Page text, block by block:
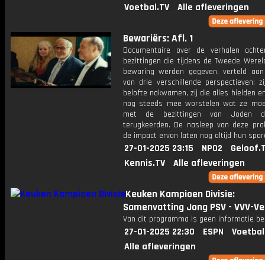
Voetbal.TV
Alle afleveringen
Bewariërs: Afl. 1
Documentaire over de verhalen
bezittingen die tijdens de Tweede
bewaring werden gegeven, verteld
van drie verschillende perspectieven:
belofte nakwamen, zij die alles hielden
nog steeds mee worstelen wat ze
met de bezittingen van Joden
terugkeerden. De nasleep van deze
de impact ervan laten nog altijd hun
27-01-2025 23:15 NPO2
Kennis.TV
Alle afleveringen
Keuken Kampioen Divisie:
Samenvatting Jong PSV - VVV-
Van dit programma is geen informatie
27-01-2025 22:30 ESPN
Alle afleveringen